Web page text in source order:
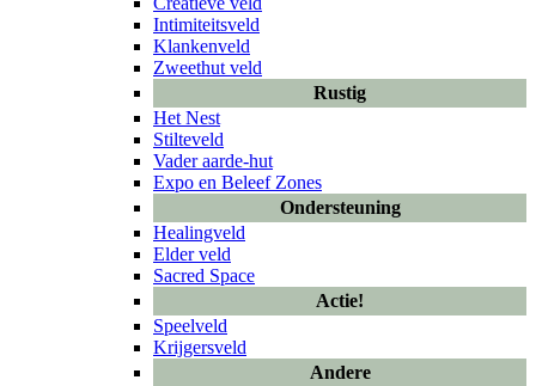
Intimiteitsveld
Klankenveld
Zweethut veld
Rustig
Het Nest
Stilteveld
Vader aarde-hut
Expo en Beleef Zones
Ondersteuning
Healingveld
Elder veld
Sacred Space
Actie!
Speelveld
Krijgersveld
Andere